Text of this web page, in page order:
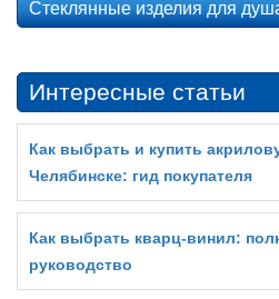
Стеклянные изделия для
Интересные статьи
Как выбрать и купить
Челябинске: гид покупателя
Как выбрать кварц‑винил:
руководство